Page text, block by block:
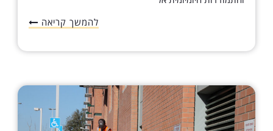
להמשך קריאה